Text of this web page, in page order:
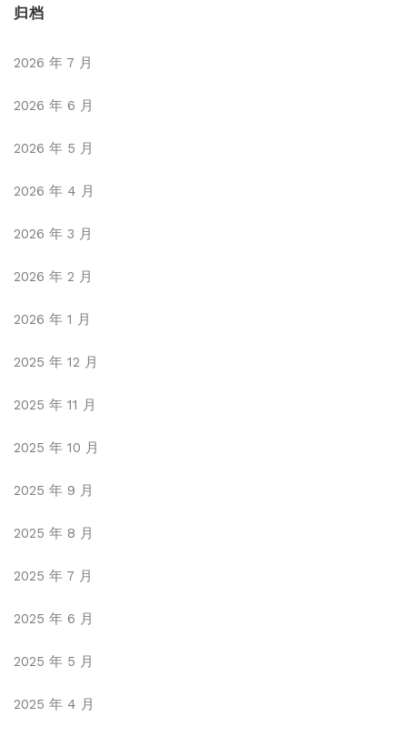
归档
2026 年 7 月
2026 年 6 月
2026 年 5 月
2026 年 4 月
2026 年 3 月
2026 年 2 月
2026 年 1 月
2025 年 12 月
2025 年 11 月
2025 年 10 月
2025 年 9 月
2025 年 8 月
2025 年 7 月
2025 年 6 月
2025 年 5 月
2025 年 4 月